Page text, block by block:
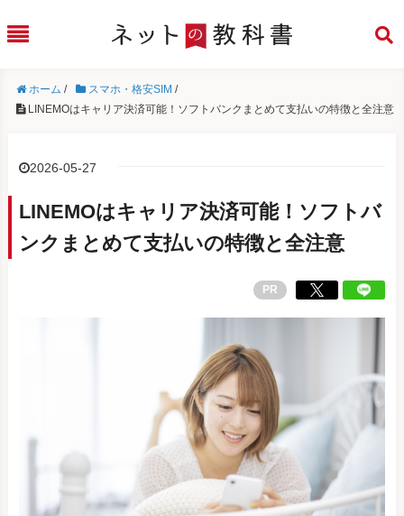
ホーム / スマホ・格安SIM /
LINEMOはキャリア決済可能！ソフトバンクまとめて支払いの特徴と全注意
2026-05-27
LINEMOはキャリア決済可能！ソフトバ
ンクまとめて支払いの特徴と全注意
PR